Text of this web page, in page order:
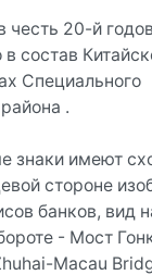
20-й
состав
Специального
.
знаки имеют
стороне
банков, вид
- Мост
Macau